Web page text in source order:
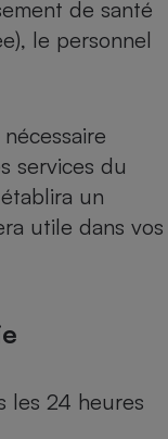
de santé
le personnel
services du
un
utile dans vos
les 24 heures
Complément
bouteille
-
Matelas